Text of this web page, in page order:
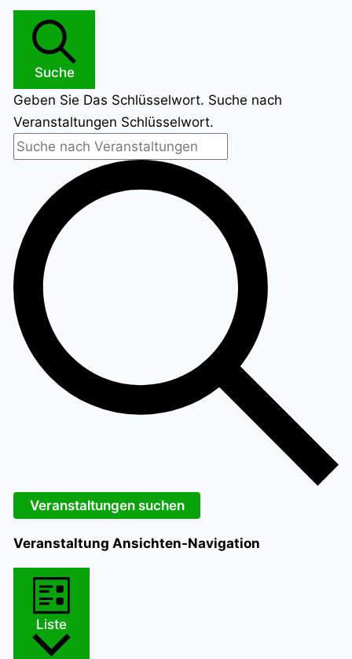
Suche
Geben Sie Das Schlüsselwort. Suche nach
Veranstaltungen Schlüsselwort.
Veranstaltungen suchen
Veranstaltung Ansichten-Navigation
Liste